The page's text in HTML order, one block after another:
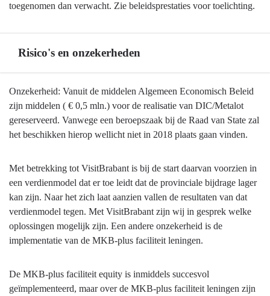
toegenomen dan verwacht. Zie beleidsprestaties voor toelichting.
Risico's en onzekerheden
Terug
naar
navigatie
hoofdlijnen
Risico's
Onzekerheid: Vanuit de middelen Algemeen Economisch Beleid
zijn middelen ( € 0,5 mln.) voor de realisatie van DIC/Metalot
gereserveerd. Vanwege een beroepszaak bij de Raad van State zal
het beschikken hierop wellicht niet in 2018 plaats gaan vinden.
Met betrekking tot VisitBrabant is bij de start daarvan voorzien in
een verdienmodel dat er toe leidt dat de provinciale bijdrage lager
kan zijn. Naar het zich laat aanzien vallen de resultaten van dat
verdienmodel tegen. Met VisitBrabant zijn wij in gesprek welke
oplossingen mogelijk zijn. Een andere onzekerheid is de
implementatie van de MKB-plus faciliteit leningen.
De MKB-plus faciliteit equity is inmiddels succesvol
geïmplementeerd, maar over de MKB-plus faciliteit leningen zijn